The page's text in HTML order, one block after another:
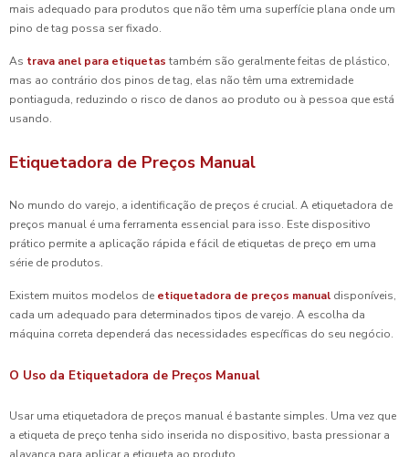
mais adequado para produtos que não têm uma superfície plana onde um
pino de tag possa ser fixado.
As trava anel para etiquetas também são geralmente feitas de plástico,
mas ao contrário dos pinos de tag, elas não têm uma extremidade
pontiaguda, reduzindo o risco de danos ao produto ou à pessoa que está
usando.
Etiquetadora de Preços Manual
No mundo do varejo, a identificação de preços é crucial. A etiquetadora de
preços manual é uma ferramenta essencial para isso. Este dispositivo
prático permite a aplicação rápida e fácil de etiquetas de preço em uma
série de produtos.
Existem muitos modelos de etiquetadora de preços manual disponíveis,
cada um adequado para determinados tipos de varejo. A escolha da
máquina correta dependerá das necessidades específicas do seu negócio.
O Uso da Etiquetadora de Preços Manual
Usar uma etiquetadora de preços manual é bastante simples. Uma vez que
a etiqueta de preço tenha sido inserida no dispositivo, basta pressionar a